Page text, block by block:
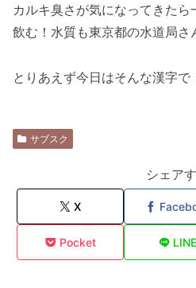
カルキ臭さが気になってきた
飲む！水質も東京都の水道局さ
とりあえず今日はそんな漢字で
サブスク
シェア
X
Pocket LINE